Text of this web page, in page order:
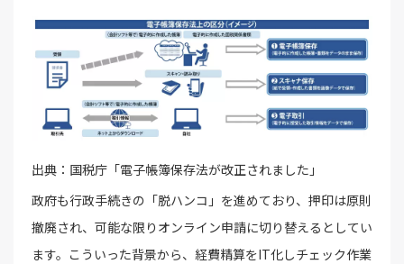
出典：国税庁「電子帳簿保存法が改正されました」
政府も行政手続きの「脱ハンコ」を進めており、押印は原則
撤廃され、可能な限りオンライン申請に切り替えるとしてい
ます。こういった背景から、経費精算をIT化しチェック作業